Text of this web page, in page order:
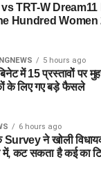
में आरोपी के पास से
जीतने और खुद को
था।
कर जांच आगे बढ़ा
यदि अन्य पीड़ित सामने
के सभी पहलुओं की
vs TRT-W
Hundred Women
5 hours ago
में 15 प्रस्तावों पर
के लिए गए बड़े फैसले
6 hours ago
ने खोली
में, कट सकता है कई का